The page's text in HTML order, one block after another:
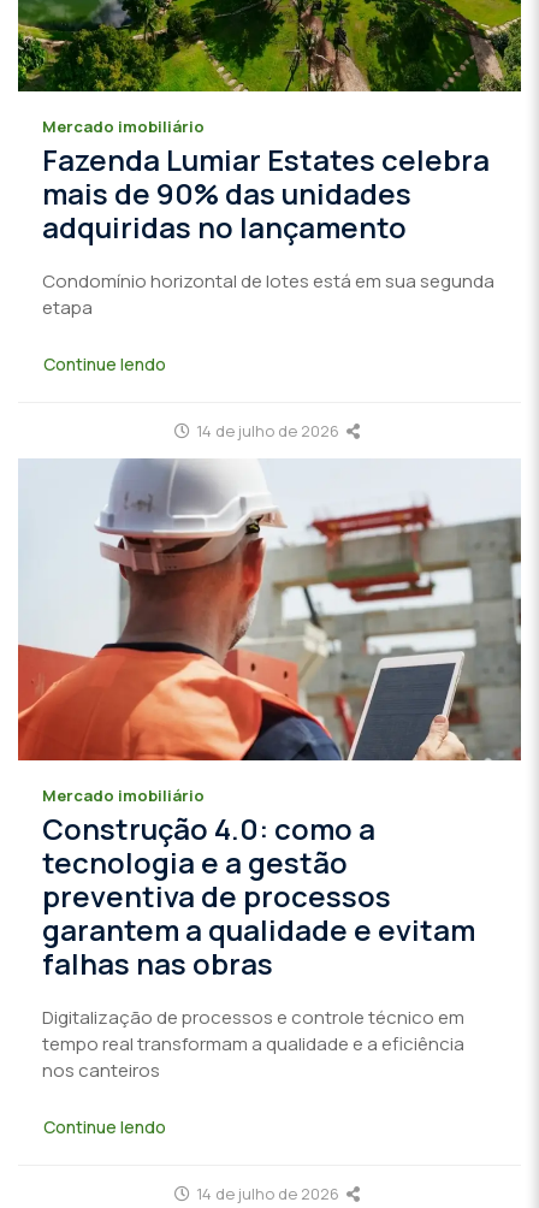
Mercado imobiliário
Fazenda Lumiar Estates celebra
mais de 90% das unidades
adquiridas no lançamento
Condomínio horizontal de lotes está em sua segunda
etapa
Continue lendo
14 de julho de 2026
Mercado imobiliário
Construção 4.0: como a
tecnologia e a gestão
preventiva de processos
garantem a qualidade e evitam
falhas nas obras
Digitalização de processos e controle técnico em
tempo real transformam a qualidade e a eficiência
nos canteiros
Continue lendo
14 de julho de 2026